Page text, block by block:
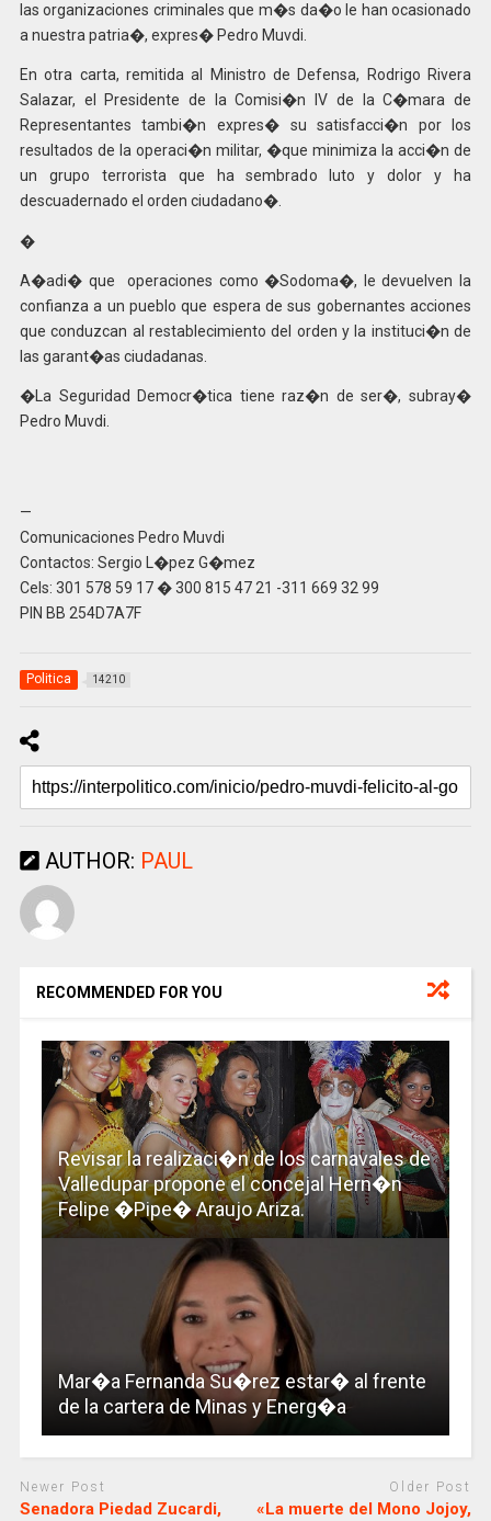
las organizaciones criminales que m�s da�o le han ocasionado
a nuestra patria�, expres� Pedro Muvdi.
En otra carta, remitida al Ministro de Defensa, Rodrigo Rivera
Salazar, el Presidente de la Comisi�n IV de la C�mara de
Representantes tambi�n expres� su satisfacci�n por los
resultados de la operaci�n militar, �que minimiza la acci�n de
un grupo terrorista que ha sembrado luto y dolor y ha
descuadernado el orden ciudadano�.
�
A�adi� que operaciones como �Sodoma�, le devuelven la
confianza a un pueblo que espera de sus gobernantes acciones
que conduzcan al restablecimiento del orden y la instituci�n de
las garant�as ciudadanas.
�La Seguridad Democr�tica tiene raz�n de ser�, subray�
Pedro Muvdi.
—
Comunicaciones Pedro Muvdi
Contactos: Sergio L�pez G�mez
Cels: 301 578 59 17 � 300 815 47 21 -311 669 32 99
PIN BB 254D7A7F
Politica 14210
AUTHOR: PAUL
RECOMMENDED FOR YOU
Revisar la realizaci�n de los carnavales de
Valledupar propone el concejal Hern�n
Felipe �Pipe� Araujo Ariza.
Mar�a Fernanda Su�rez estar� al frente
de la cartera de Minas y Energ�a
Newer Post
Senadora Piedad Zucardi,
Older Post
«La muerte del Mono Jojoy,